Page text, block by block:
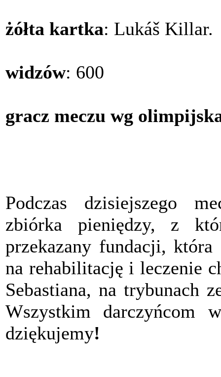
żółta kartka: Lukáš Killar.
widzów: 600
gracz meczu wg
Podczas dzisiejszego
zbiórka pieniędzy, z
przekazany fundacji,
na rehabilitację i leczenie
Sebastiana, na trybunach
Wszystkim darczyńcom
dziękujemy!